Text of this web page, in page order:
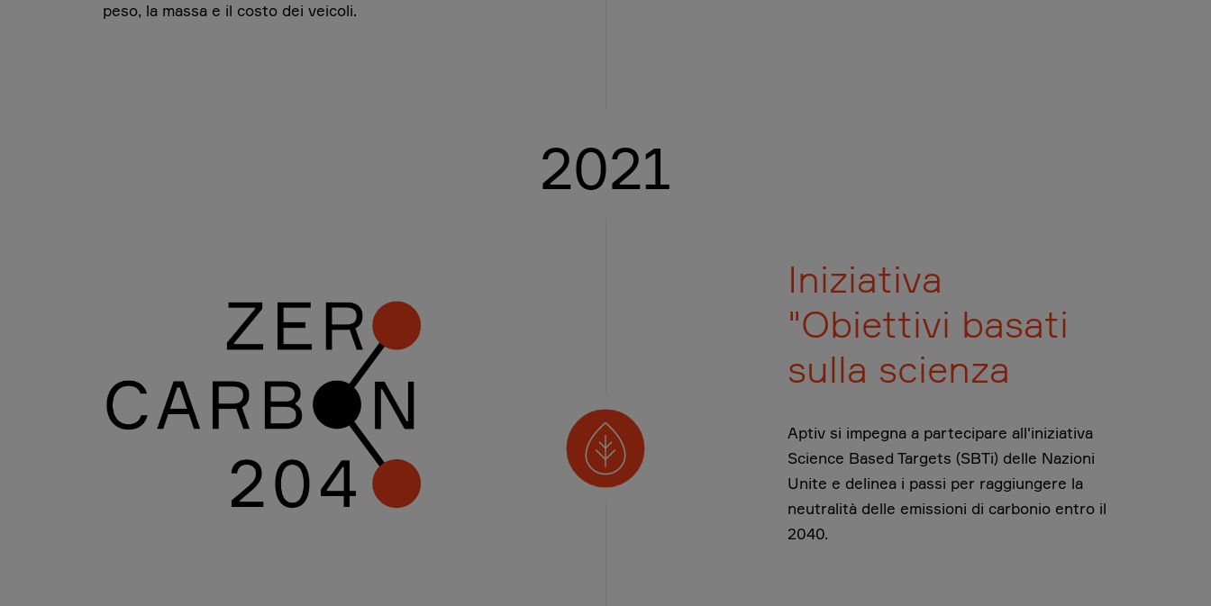
peso, la massa e il costo dei veicoli.
2021
Iniziativa
"Obiettivi basati
sulla scienza
Aptiv si impegna a partecipare all'iniziativa
Science Based Targets (SBTi) delle Nazioni
Unite e delinea i passi per raggiungere la
neutralità delle emissioni di carbonio entro il
2040.